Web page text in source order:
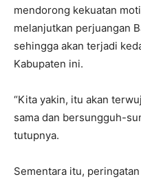
mendorong kekuatan
melanjutkan perjuangan
sehingga akan terjadi
Kabupaten ini.
“Kita yakin, itu akan
sama dan bersungguh-
tutupnya.
Sementara itu,